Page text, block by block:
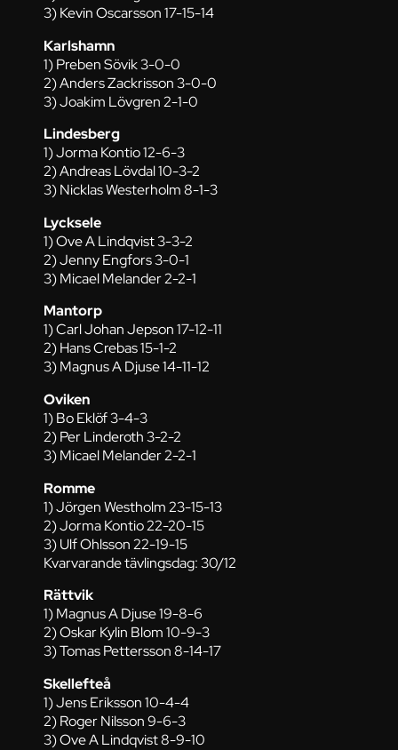
3) Kevin Oscarsson 17-15-14
Karlshamn
1) Preben Sövik 3-0-0
2) Anders Zackrisson 3-0-0
3) Joakim Lövgren 2-1-0
Lindesberg
1) Jorma Kontio 12-6-3
2) Andreas Lövdal 10-3-2
3) Nicklas Westerholm 8-1-3
Lycksele
1) Ove A Lindqvist 3-3-2
2) Jenny Engfors 3-0-1
3) Micael Melander 2-2-1
Mantorp
1) Carl Johan Jepson 17-12-11
2) Hans Crebas 15-1-2
3) Magnus A Djuse 14-11-12
Oviken
1) Bo Eklöf 3-4-3
2) Per Linderoth 3-2-2
3) Micael Melander 2-2-1
Romme
1) Jörgen Westholm 23-15-13
2) Jorma Kontio 22-20-15
3) Ulf Ohlsson 22-19-15
Kvarvarande tävlingsdag: 30/12
Rättvik
1) Magnus A Djuse 19-8-6
2) Oskar Kylin Blom 10-9-3
3) Tomas Pettersson 8-14-17
Skellefteå
1) Jens Eriksson 10-4-4
2) Roger Nilsson 9-6-3
3) Ove A Lindqvist 8-9-10